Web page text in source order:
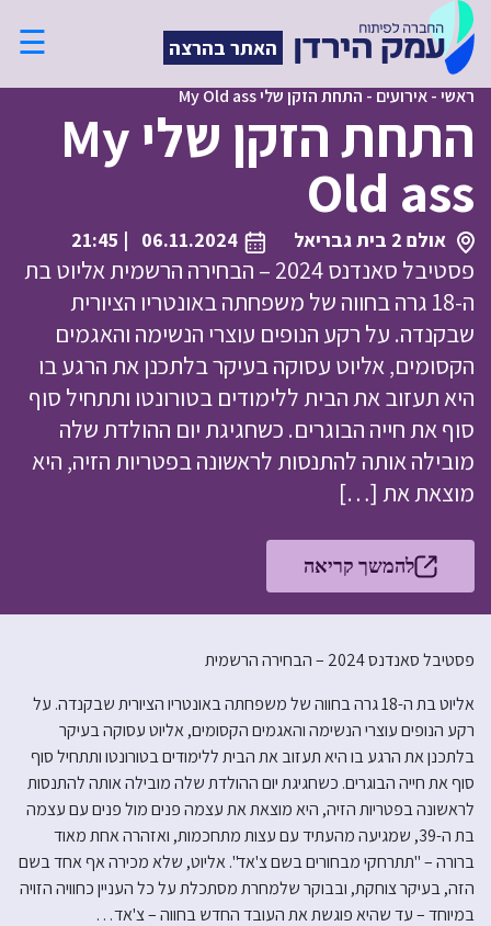
האתר בהרצה ☰
ראשי-אירועים - התחת הזקן שלי My Old ass
התחת הזקן שלי My
Old ass
אולם 2 בית גבריאל 06.11.2024
| 21:45
פסטיבל סאנדנס 2024 – הבחירה הרשמית אליוט בת
ה-18 גרה בחווה של משפחתה באונטריו הציורית
שבקנדה. על רקע הנופים עוצרי הנשימה והאגמים
הקסומים, אליוט עסוקה בעיקר בלתכנן את הרגע בו
היא תעזוב את הבית ללימודים בטורונטו ותתחיל סוף
סוף את חייה הבוגרים. כשחגיגת יום ההולדת שלה
מובילה אותה להתנסות לראשונה בפטריות הזיה, היא
מוצאת את […]
להמשך קריאה
פסטיבל סאנדנס 2024 – הבחירה הרשמית
אליוט בת ה-18 גרה בחווה של משפחתה באונטריו הציורית שבקנדה. על
רקע הנופים עוצרי הנשימה והאגמים הקסומים, אליוט עסוקה בעיקר
בלתכנן את הרגע בו היא תעזוב את הבית ללימודים בטורונטו ותתחיל סוף
סוף את חייה הבוגרים. כשחגיגת יום ההולדת שלה מובילה אותה להתנסות
לראשונה בפטריות הזיה, היא מוצאת את עצמה פנים מול פנים עם עצמה
בת ה-39, שמגיעה מהעתיד עם עצות מתחכמות, ואזהרה אחת מאוד
ברורה – "תתרחקי מבחורים בשם צ'אד". אליוט, שלא מכירה אף אחד בשם
הזה, בעיקר צוחקת, ובבוקר שלמחרת מסתכלת על כל העניין כחוויה הזויה
במיוחד – עד שהיא פוגשת את העובד החדש בחווה – צ'אד…